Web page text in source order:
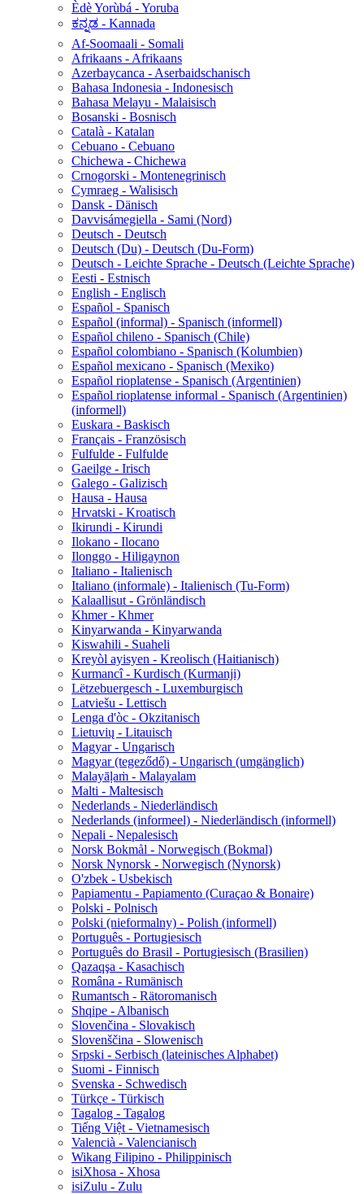
Èdè Yorùbá - Yoruba
ಕನ್ನಡ - Kannada
Af-Soomaali - Somali
Afrikaans - Afrikaans
Azerbaycanca - Aserbaidschanisch
Bahasa Indonesia - Indonesisch
Bahasa Melayu - Malaisisch
Bosanski - Bosnisch
Català - Katalan
Cebuano - Cebuano
Chichewa - Chichewa
Crnogorski - Montenegrinisch
Cymraeg - Walisisch
Dansk - Dänisch
Davvisámegiella - Sami (Nord)
Deutsch - Deutsch
Deutsch (Du) - Deutsch (Du-Form)
Deutsch - Leichte Sprache - Deutsch (Leichte Sprache)
Eesti - Estnisch
English - Englisch
Español - Spanisch
Español (informal) - Spanisch (informell)
Español chileno - Spanisch (Chile)
Español colombiano - Spanisch (Kolumbien)
Español mexicano - Spanisch (Mexiko)
Español rioplatense - Spanisch (Argentinien)
Español rioplatense informal - Spanisch (Argentinien)
(informell)
Euskara - Baskisch
Français - Französisch
Fulfulde - Fulfulde
Gaeilge - Irisch
Galego - Galizisch
Hausa - Hausa
Hrvatski - Kroatisch
Ikirundi - Kirundi
Ilokano - Ilocano
Ilonggo - Hiligaynon
Italiano - Italienisch
Italiano (informale) - Italienisch (Tu-Form)
Kalaallisut - Grönländisch
Khmer - Khmer
Kinyarwanda - Kinyarwanda
Kiswahili - Suaheli
Kreyòl ayisyen - Kreolisch (Haitianisch)
Kurmancî - Kurdisch (Kurmanji)
Lëtzebuergesch - Luxemburgisch
Latviešu - Lettisch
Lenga d'òc - Okzitanisch
Lietuvių - Litauisch
Magyar - Ungarisch
Magyar (tegeződő) - Ungarisch (umgänglich)
Malayāḷaṁ - Malayalam
Malti - Maltesisch
Nederlands - Niederländisch
Nederlands (informeel) - Niederländisch (informell)
Nepali - Nepalesisch
Norsk Bokmål - Norwegisch (Bokmal)
Norsk Nynorsk - Norwegisch (Nynorsk)
O'zbek - Usbekisch
Papiamentu - Papiamento (Curaçao & Bonaire)
Polski - Polnisch
Polski (nieformalny) - Polish (informell)
Português - Portugiesisch
Português do Brasil - Portugiesisch (Brasilien)
Qazaqşa - Kasachisch
Româna - Rumänisch
Rumantsch - Rätoromanisch
Shqipe - Albanisch
Slovenčina - Slovakisch
Slovenščina - Slowenisch
Srpski - Serbisch (lateinisches Alphabet)
Suomi - Finnisch
Svenska - Schwedisch
Türkçe - Türkisch
Tagalog - Tagalog
Tiếng Việt - Vietnamesisch
Valencià - Valencianisch
Wikang Filipino - Philippinisch
isiXhosa - Xhosa
isiZulu - Zulu